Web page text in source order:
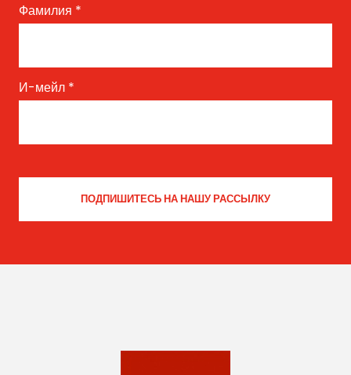
Фамилия *
И-мейл *